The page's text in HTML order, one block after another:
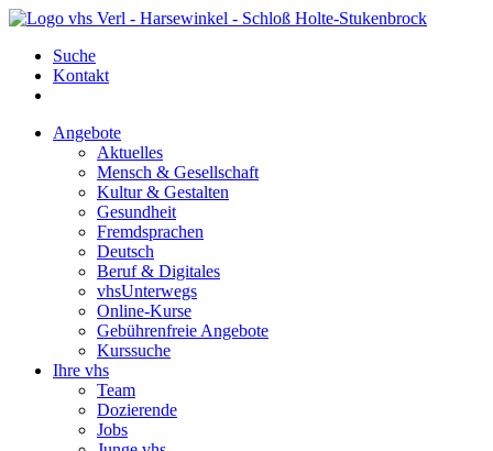
Suche
Kontakt
Angebote
Aktuelles
Mensch & Gesellschaft
Kultur & Gestalten
Gesundheit
Fremdsprachen
Deutsch
Beruf & Digitales
vhsUnterwegs
Online-Kurse
Gebührenfreie Angebote
Kurssuche
Ihre vhs
Team
Dozierende
Jobs